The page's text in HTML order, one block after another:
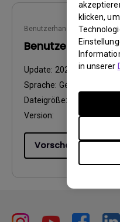
klicken,
in unserer
Benutzerhandbuch
Update: 2021/05/03
Sprache: German
Dateigröße:
Version:
Vorschau